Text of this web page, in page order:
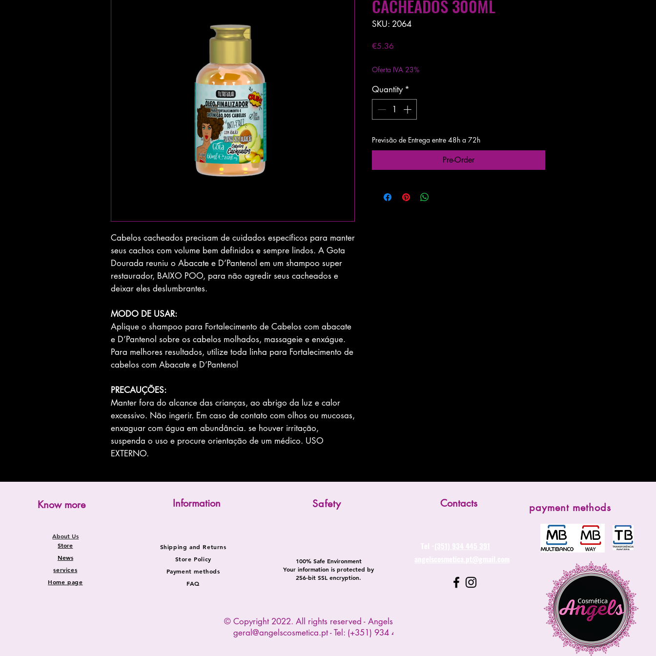
Cabelos cacheados precisam de cuidados específicos para manter
seus cachos com volume bem definidos e sempre lindos. A Gota
Dourada reuniu o Abacate e D’Pantenol em um shampoo super
restaurador, BAIXO POO, para não agredir seus cacheados e
deixar eles deslumbrantes.
MODO DE USAR:
Aplique o shampoo para Fortalecimento de Cabelos com abacate
e D’Pantenol sobre os cabelos molhados, massageie e enxágue.
Para melhores resultados, utilize toda linha para Fortalecimento de
cabelos com Abacate e D’Pantenol
PRECAUÇÕES:
Manter fora do alcance das crianças, ao abrigo da luz e calor
excessivo. Não ingerir. Em caso de contato com olhos ou mucosas,
enxaguar com água em abundância. se houver irritação,
suspenda o uso e procure orientação de um médico. USO
EXTERNO.
CACHEADOS 300ML
SKU: 2064
€5.36
Oferta IVA 23%
Quantity *
Previsão de Entrega entre 48h a 72h
Pre-Order
Know more
Store
News
services
Home page
About Us
Information
Shipping and Returns
Store Policy
Payment methods
FAQ
Safety
100% Safe Environment
Your information is protected by
256-bit SSL encryption.
© Copyright 2022. All rights reserved - Angels Cosmetica
geral@angelscosmetica.pt- Tel: (+351) 934 445 391
Contacts
Tel -(351) 934 445 391
angelscosmetica.pt@gmail.com
payment methods